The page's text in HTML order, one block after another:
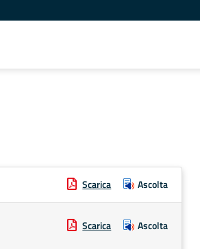
Scarica Ascolta
Scarica Ascolta